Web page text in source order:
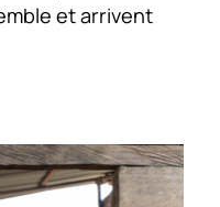
et arrivent